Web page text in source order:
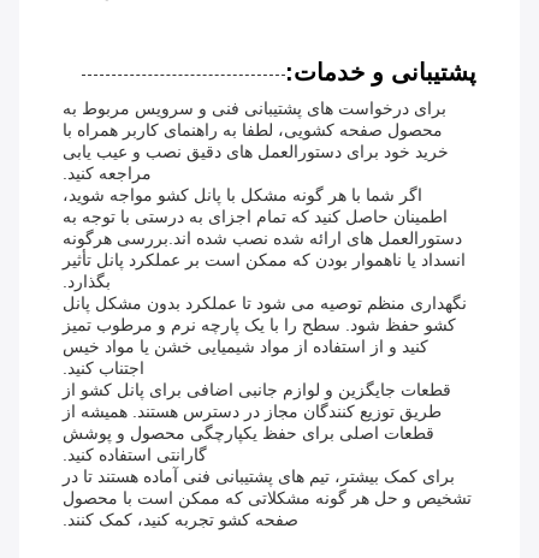
پشتیبانی و خدمات:
برای درخواست های پشتیبانی فنی و سرویس مربوط به
محصول صفحه کشویی، لطفا به راهنمای کاربر همراه با
خرید خود برای دستورالعمل های دقیق نصب و عیب یابی
مراجعه کنید.
اگر شما با هر گونه مشکل با پانل کشو مواجه شوید،
اطمینان حاصل کنید که تمام اجزای به درستی با توجه به
دستورالعمل های ارائه شده نصب شده اند.بررسی هرگونه
انسداد یا ناهموار بودن که ممکن است بر عملکرد پانل تأثیر
بگذارد.
نگهداری منظم توصیه می شود تا عملکرد بدون مشکل پانل
کشو حفظ شود. سطح را با یک پارچه نرم و مرطوب تمیز
کنید و از استفاده از مواد شیمیایی خشن یا مواد خیس
اجتناب کنید.
قطعات جایگزین و لوازم جانبی اضافی برای پانل کشو از
طریق توزیع کنندگان مجاز در دسترس هستند. همیشه از
قطعات اصلی برای حفظ یکپارچگی محصول و پوشش
گارانتی استفاده کنید.
برای کمک بیشتر، تیم های پشتیبانی فنی آماده هستند تا در
تشخیص و حل هر گونه مشکلاتی که ممکن است با محصول
صفحه کشو تجربه کنید، کمک کنند.